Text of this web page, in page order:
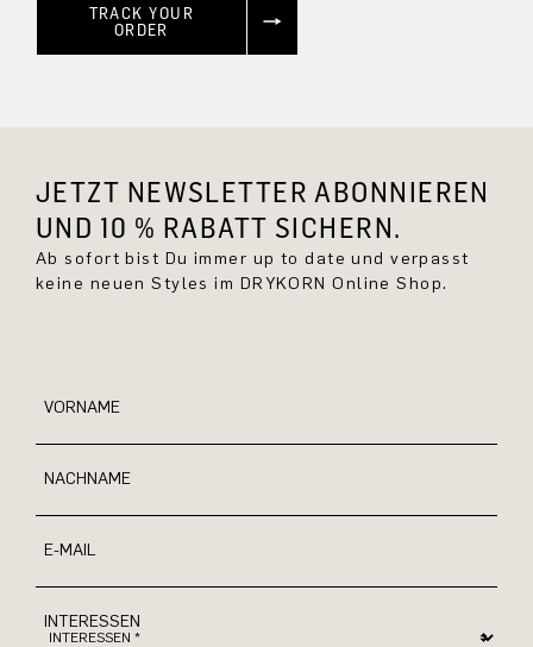
TRACK YOUR
ORDER
JETZT NEWSLETTER ABONNIEREN
UND 10 % RABATT SICHERN.
Ab sofort bist Du immer up to date und verpasst
keine neuen Styles im DRYKORN Online Shop.
VORNAME
NACHNAME
E-MAIL
INTERESSEN